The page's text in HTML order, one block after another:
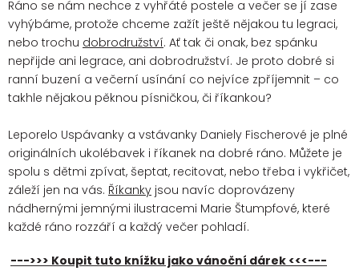
Ráno se nám nechce z vyhřáté postele a večer se jí zase
vyhýbáme, protože chceme zažít ještě nějakou tu legraci,
nebo trochu dobrodružství. Ať tak či onak, bez spánku
nepřijde ani legrace, ani dobrodružství. Je proto dobré si
ranní buzení a večerní usínání co nejvíce zpříjemnit – co
takhle nějakou pěknou písničkou, či říkankou?
Leporelo Uspávanky a vstávanky Daniely Fischerové je plné
originálních ukolébavek i říkanek na dobré ráno. Můžete je
spolu s dětmi zpívat, šeptat, recitovat, nebo třeba i vykřičet,
záleží jen na vás. Říkanky jsou navíc doprovázeny
nádhernými jemnými ilustracemi Marie Štumpfové, které
každé ráno rozzáří a každý večer pohladí.
--->>> Koupit tuto knížku jako vánoční dárek <<<---